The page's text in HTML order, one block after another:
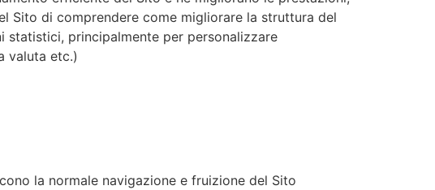
Sito di comprendere come migliorare la struttura del
statistici, principalmente per personalizzare
valuta etc.)
la normale navigazione e fruizione del Sito